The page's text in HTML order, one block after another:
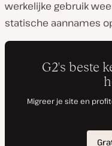
werkelijke gebruik
statische aannames